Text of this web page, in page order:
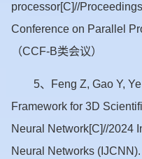
processor[C]//
Conference on Parallel
（CCF-B类会议）
5、Feng Z, Gao Y,
Framework for 3D
Neural Network[C]//2024
Neural Networks